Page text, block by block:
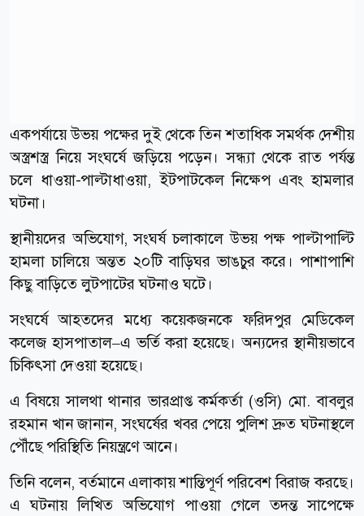
একপর্যায়ে উভয় পক্ষের দুই থেকে তিন শতাধিক সমর্থক দেশীয়
অস্ত্রশস্ত্র নিয়ে সংঘর্ষে জড়িয়ে পড়েন। সন্ধ্যা থেকে রাত পর্যন্ত
চলে ধাওয়া-পাল্টাধাওয়া, ইটপাটকেল নিক্ষেপ এবং হামলার
ঘটনা।
স্থানীয়দের অভিযোগ, সংঘর্ষ চলাকালে উভয় পক্ষ পাল্টাপাল্টি
হামলা চালিয়ে অন্তত ২০টি বাড়িঘর ভাঙচুর করে। পাশাপাশি
কিছু বাড়িতে লুটপাটের ঘটনাও ঘটে।
সংঘর্ষে আহতদের মধ্যে কয়েকজনকে ফরিদপুর মেডিকেল
কলেজ হাসপাতাল–এ ভর্তি করা হয়েছে। অন্যদের স্থানীয়ভাবে
চিকিৎসা দেওয়া হয়েছে।
এ বিষয়ে সালথা থানার ভারপ্রাপ্ত কর্মকর্তা (ওসি) মো. বাবলুর
রহমান খান জানান, সংঘর্ষের খবর পেয়ে পুলিশ দ্রুত ঘটনাস্থলে
পৌঁছে পরিস্থিতি নিয়ন্ত্রণে আনে।
তিনি বলেন, বর্তমানে এলাকায় শান্তিপূর্ণ পরিবেশ বিরাজ করছে।
এ ঘটনায় লিখিত অভিযোগ পাওয়া গেলে তদন্ত সাপেক্ষে